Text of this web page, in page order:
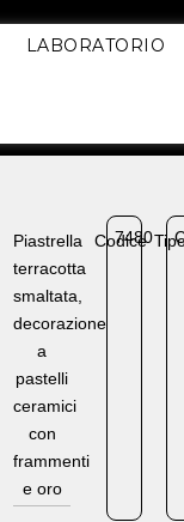
LABORATORIO
Piastrella
terracotta
smaltata,
decorazione
a
pastelli
ceramici
con
frammenti
e oro
Codice
7480